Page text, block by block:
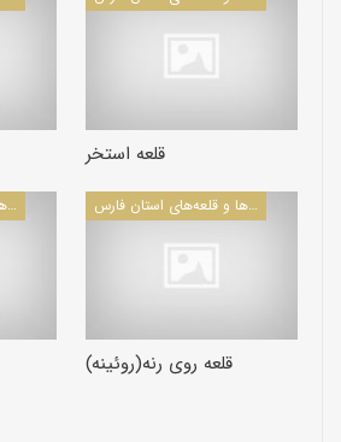
قلعه استخر
كاروانسراها و قلعه‌های استان فارس كاروانسراها و قلعه‌های استان فارس
قلعه روی رنه(روئینه)